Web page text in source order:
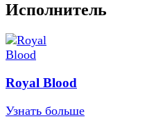
Исполнитель
Royal Blood
Узнать больше